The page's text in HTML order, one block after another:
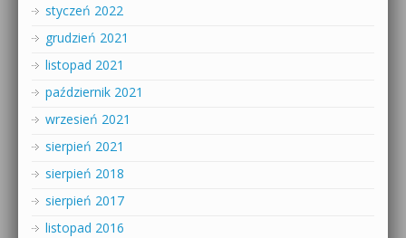
styczeń 2022
grudzień 2021
listopad 2021
październik 2021
wrzesień 2021
sierpień 2021
sierpień 2018
sierpień 2017
listopad 2016